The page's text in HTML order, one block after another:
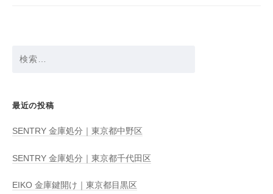
最近の投稿
SENTRY 金庫処分｜東京都中野区
SENTRY 金庫処分｜東京都千代田区
EIKO 金庫鍵開け｜東京都目黒区